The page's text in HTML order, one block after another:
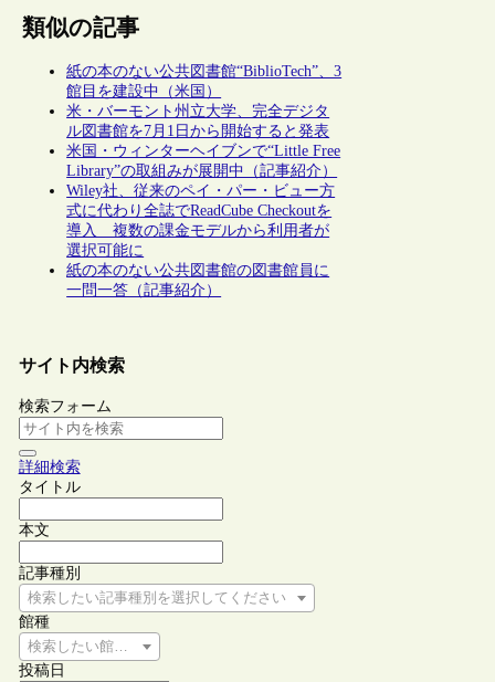
類似の記事
紙の本のない公共図書館“BiblioTech”、3
館目を建設中（米国）
米・バーモント州立大学、完全デジタ
ル図書館を7月1日から開始すると発表
米国・ウィンターヘイブンで“Little Free
Library”の取組みが展開中（記事紹介）
Wiley社、従来のペイ・パー・ビュー方
式に代わり全誌でReadCube Checkoutを
導入 複数の課金モデルから利用者が
選択可能に
紙の本のない公共図書館の図書館員に
一問一答（記事紹介）
サイト内検索
検索フォーム
詳細検索
タイトル
本文
記事種別
検索したい記事種別を選択してください
館種
検索したい館種を選択してください
投稿日